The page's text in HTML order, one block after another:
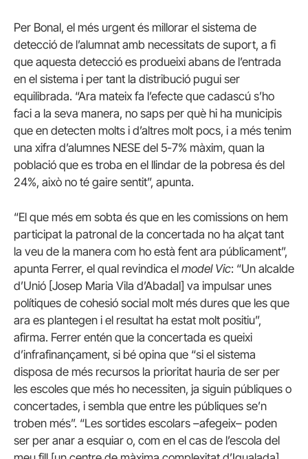
Per Bonal, el més urgent és millorar el sistema de
detecció de l’alumnat amb necessitats de suport, a fi
que aquesta detecció es produeixi abans de l’entrada
en el sistema i per tant la distribució pugui ser
equilibrada. “Ara mateix fa l’efecte que cadascú s’ho
faci a la seva manera, no saps per què hi ha municipis
que en detecten molts i d’altres molt pocs, i a més tenim
una xifra d’alumnes NESE del 5-7% màxim, quan la
població que es troba en el llindar de la pobresa és del
24%, això no té gaire sentit”, apunta.
“El que més em sobta és que en les comissions on hem
participat la patronal de la concertada no ha alçat tant
la veu de la manera com ho està fent ara públicament”,
apunta Ferrer, el qual revindica el model Vic: “Un alcalde
d’Unió [Josep Maria Vila d’Abadal] va impulsar unes
polítiques de cohesió social molt més dures que les que
ara es plantegen i el resultat ha estat molt positiu”,
afirma. Ferrer entén que la concertada es queixi
d’infrafinançament, si bé opina que “si el sistema
disposa de més recursos la prioritat hauria de ser per
les escoles que més ho necessiten, ja siguin públiques o
concertades, i sembla que entre les públiques se’n
troben més”. “Les sortides escolars –afegeix– poden
ser per anar a esquiar o, com en el cas de l’escola del